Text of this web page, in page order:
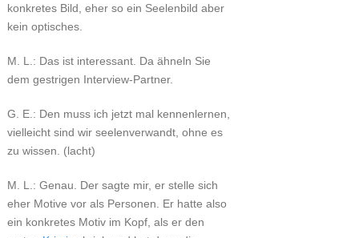
konkretes Bild, eher so ein Seelenbild aber
kein optisches.
M. L.: Das ist interessant. Da ähneln Sie
dem gestrigen Interview-Partner.
G. E.: Den muss ich jetzt mal kennenlernen,
vielleicht sind wir seelenverwandt, ohne es
zu wissen. (lacht)
M. L.: Genau. Der sagte mir, er stelle sich
eher Motive vor als Personen. Er hatte also
ein konkretes Motiv im Kopf, als er den